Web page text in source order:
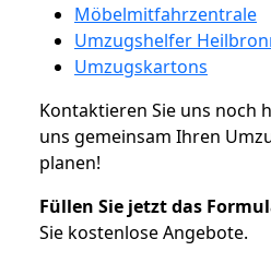
Möbelmitfahrzentrale
Umzugshelfer
Umzugskartons
Kontaktieren Sie uns noch
uns gemeinsam Ihren
planen!
Füllen Sie jetzt das
Sie kostenlose Angebote.